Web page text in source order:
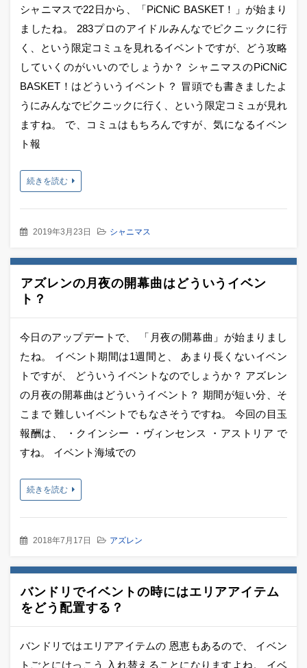
シャニマスで22日から、「PiCNiC BASKET！」が始まり
ましたね。 283プロのアイドルみんなでピクニックに行
く、という限定コミュを見れるイベントですが、どう攻略
していくのがいいのでしょうか？ シャニマスのPiCNiC
BASKET！はどういうイベント？ 冒頭でも書きましたよ
うにみんなでピクニックに行く、という限定コミュが見れ
ますね。 で、コミュはもちろんですが、気になるイベン
ト報
続きを読む
2019年3月23日 シャニマス
アズレンの月夜の開幕曲はどういうイベン
ト？
今日のアップデートで、 「月夜の開幕曲」が始まりまし
たね。 イベント期間は1週間と、 あまり長くないイベン
トですが、 どういうイベントなのでしょうか？ アズレン
の月夜の開幕曲はどういうイベント？ 期間が短い分、そ
こまで 難しいイベントでもなさそうですね。 今回の目玉
報酬は、 ・クインシー ・ヴィンセンス ・アストリア で
すね。 イベント海域での
続きを読む
2018年7月17日 アズレン
バンドリでイベントの時にはエリアアイテム
をどう配置する？
バンドリではエリアアイテムの 恩恵もあるので、 イベン
トごとにけっこう 入れ替えることになりますよね。 イベ